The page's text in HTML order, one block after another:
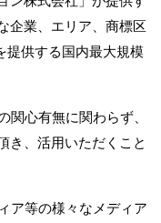
企業、エリア、商標区
提供する国内最大規模
心有無に関わらず、
き、活用いただくこと
ア等の様々なメディア